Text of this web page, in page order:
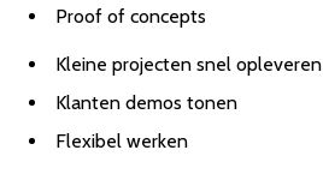
Proof of concepts
Kleine projecten snel opleveren
Klanten demos tonen
Flexibel werken